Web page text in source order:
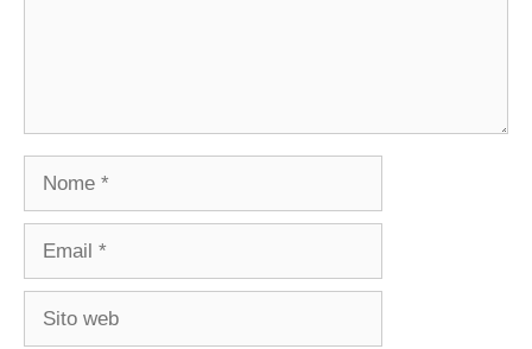
Nome
Email
Sito